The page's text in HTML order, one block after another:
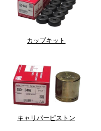
カップキット
キャリパーピストン